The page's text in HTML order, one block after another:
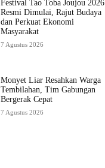
Festival Tao Toba Joujou 2026
Resmi Dimulai, Rajut Budaya
dan Perkuat Ekonomi
Masyarakat
7 Agustus 2026
Monyet Liar Resahkan Warga
Tembilahan, Tim Gabungan
Bergerak Cepat
7 Agustus 2026